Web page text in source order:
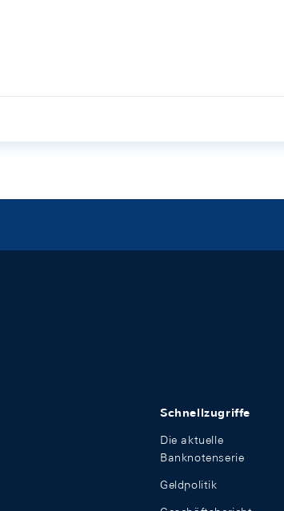
Schnellzugriffe
Die aktuelle
Banknotenserie
Geldpolitik